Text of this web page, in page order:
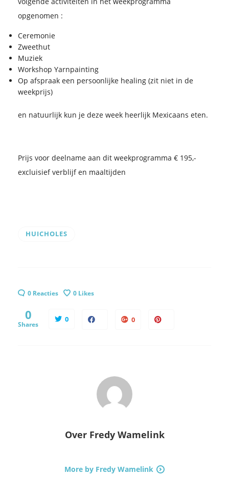
opgenomen :
Ceremonie
Zweethut
Muziek
Workshop Yarnpainting
Op afspraak een persoonlijke healing (zit niet in de
weekprijs)
en natuurlijk kun je deze week heerlijk Mexicaans eten.
Prijs voor deelname aan dit weekprogramma € 195,-
excluisief verblijf en maaltijden
HUICHOLES
0 Reacties 0 Likes
0
Shares
0 0
Over Fredy Wamelink
More by Fredy Wamelink